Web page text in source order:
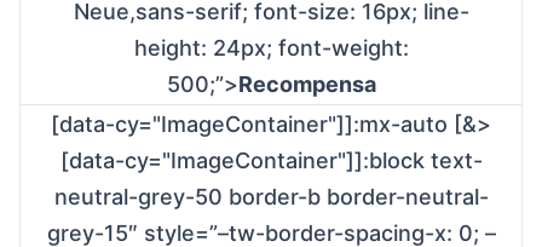
Neue,sans-serif; font-size: 16px; line-
height: 24px; font-weight:
500;”>Recompensa
[data-cy="ImageContainer"]]:mx-auto [&>
[data-cy="ImageContainer"]]:block text-
neutral-grey-50 border-b border-neutral-
grey-15″ style=”–tw-border-spacing-x: 0; –